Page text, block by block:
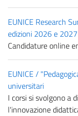
EUNICE Research
edizioni 2026 e 2027
Candidature online
EUNICE /
universitari
I corsi si svolgono a
l'innovazione